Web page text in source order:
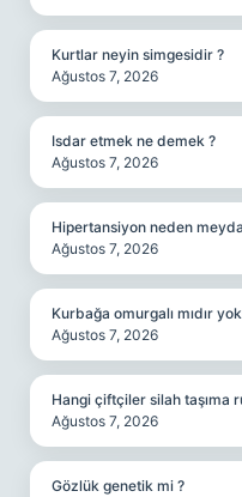
Kurtlar neyin simgesidir ?
Ağustos 7, 2026
Isdar etmek ne demek ?
Ağustos 7, 2026
Hipertansiyon neden
Ağustos 7, 2026
Kurbağa omurgalı mıdır
Ağustos 7, 2026
Hangi çiftçiler silah taşıma
Ağustos 7, 2026
Gözlük genetik mi ?